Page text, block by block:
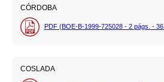
CÓRDOBA
PDF (BOE-B-1999-725028 - 2 págs. - 36
COSLADA